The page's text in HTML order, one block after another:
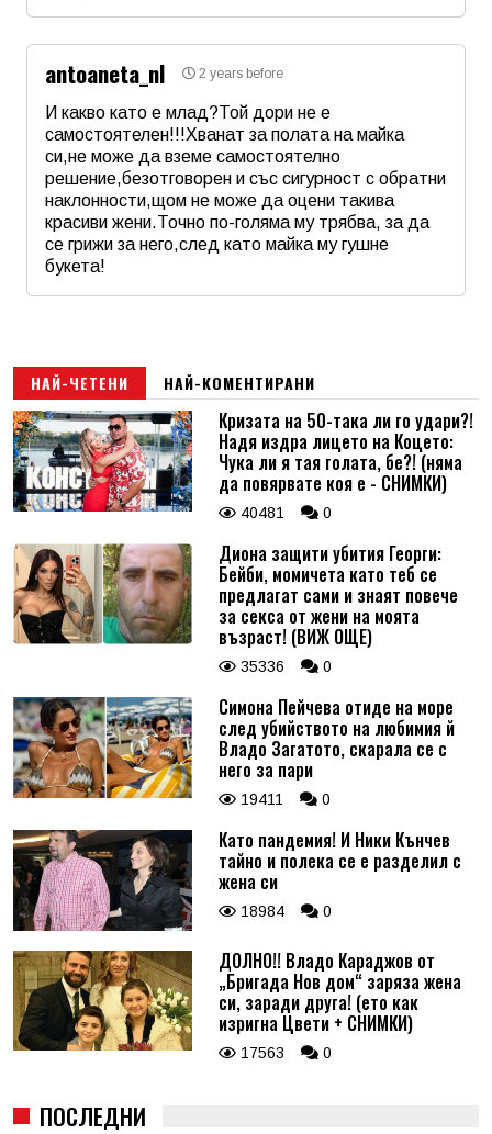
Коментар *
antoaneta_nl 2 years before
И какво като е млад?Той дори не е
самостоятелен!!!Хванат за полата на майка
си,не може да вземе самостоятелно
решение,безотговорен и със сигурност с обратни
наклонности,щом не може да оцени такива
красиви жени.Точно по-голяма му трябва, за да
се грижи за него,след като майка му гушне
букета!
Email
Коментар*
НАЙ-ЧЕТЕНИ НАЙ-КОМЕНТИРАНИ
Кризата на 50-така ли го удари?!
Надя издра лицето на Коцето:
Чука ли я тая голата, бе?! (няма
да повярвате коя е - СНИМКИ)
40481 0
Диона защити убития Георги:
Бейби, момичета като теб се
предлагат сами и знаят повече
за секса от жени на моята
възраст! (ВИЖ ОЩЕ)
35336 0
Симона Пейчева отиде на море
след убийството на любимия й
Владо Загатото, скарала се с
него за пари
19411 0
Като пандемия! И Ники Кънчев
тайно и полека се е разделил с
жена си
18984 0
ДОЛНО!! Владо Караджов от
„Бригада Нов дом“ заряза жена
си, заради друга! (ето как
изригна Цвети + СНИМКИ)
17563 0
ПОСЛЕДНИ